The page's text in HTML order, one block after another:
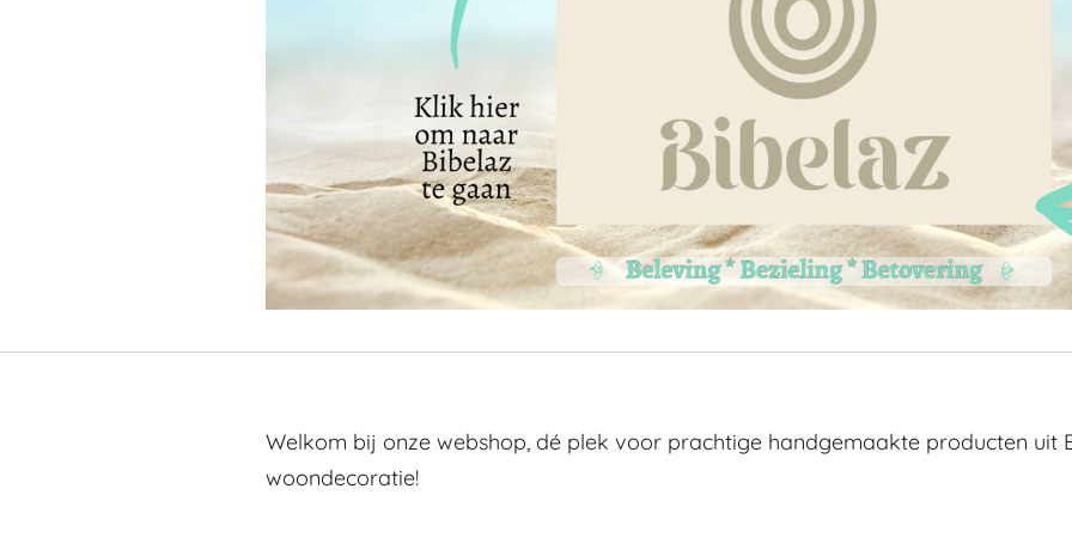
Welkom bij onze webshop, dé plek voor prachtige handgemaakte producten uit
woondecoratie!